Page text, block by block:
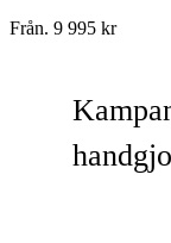
Från. 9 995 kr